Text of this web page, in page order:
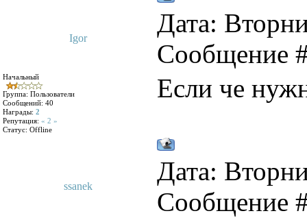
Igor
Дата:
Сообщение
Начальный
Группа: Пользователи
Сообщений: 40
Награды: 2
Репутация: « 2 »
Статус: Offline
Если че
ssanek
Дата:
Сообщение